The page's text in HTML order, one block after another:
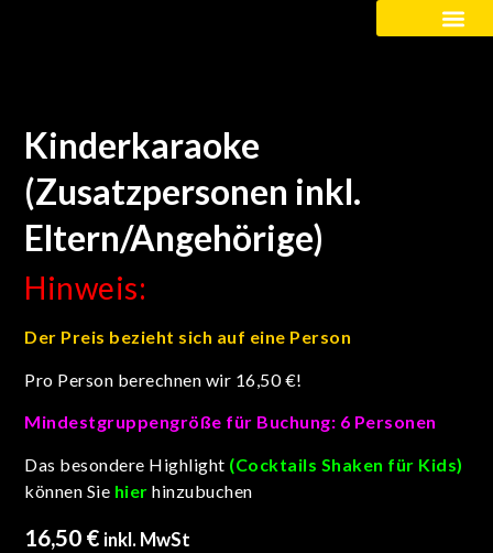
Kinderkaraoke
(Zusatzpersonen inkl.
Eltern/Angehörige)
Hinweis:
Der Preis bezieht sich auf eine Person
Pro Person berechnen wir 16,50 €!
Mindestgruppengröße für Buchung: 6 Personen
Das besondere Highlight (Cocktails Shaken für Kids)
können Sie hier hinzubuchen
16,50 € inkl. MwSt